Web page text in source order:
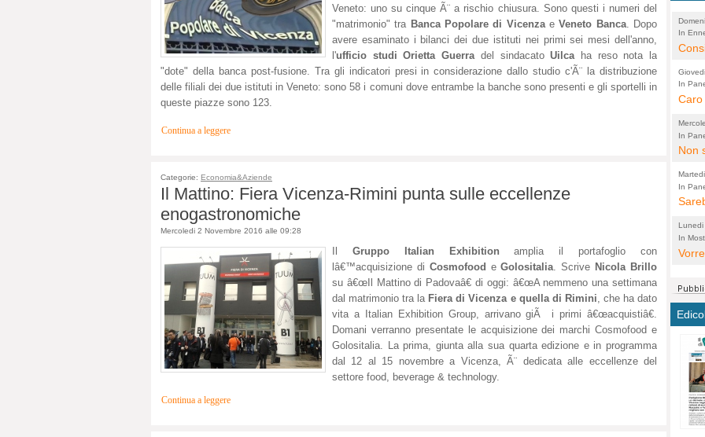
Veneto: uno su cinque Ã¨ a rischio chiusura. Sono questi i numeri del
"matrimonio" traBanca Popolare di VicenzaeVeneto Banca. Dopo
avere esaminato i bilanci dei due istituti nei primi sei mesi dell'anno,
l'ufficio studi Orietta Guerradel sindacatoUilcaha reso nota la
"dote" della banca post-fusione. Tra gli indicatori presi in considerazione dallo studio c'Ã¨ la distribuzione
delle filiali dei due istituti in Veneto: sono 58 i comuni dove entrambe la banche sono presenti e gli sportelli in
queste piazze sono 123.
Continua a leggere
Categorie: Economia&Aziende
Il Mattino: Fiera Vicenza-Rimini punta sulle eccellenze
enogastronomiche
Mercoledi 2 Novembre 2016 alle 09:28
Il Gruppo Italian Exhibition amplia il portafoglio con
lâ€™acquisizione di Cosmofood eGolositalia . Scrive Nicola Brillo
su â€œIl Mattino di Padovaâ€ di oggi: â€œA nemmeno una settimana
dal matrimonio tra la Fiera di Vicenza e quella di Rimini , che ha dato
vita a Italian Exhibition Group, arrivano giÃ i primi â€œacquistiâ€.
Domani verranno presentate le acquisizione dei marchi Cosmofood e
Golositalia. La prima, giunta alla sua quarta edizione e in programma
dal 12 al 15 novembre a Vicenza, Ã¨ dedicata alle eccellenze del
settore food, beverage & technology.
Continua a leggere
In
per
che
qui
PER
In
Caro
sono
(non
dal
Ora
la
ma
In
Non
la
a
In
città,
In
di
e
alta